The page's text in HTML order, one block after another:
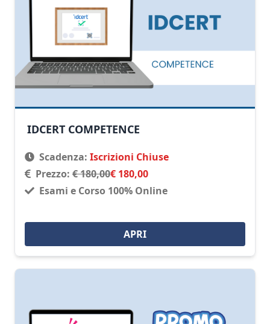
IDCERT COMPETENCE
Scadenza: Iscrizioni Chiuse
Prezzo: € 180,00€ 180,00
Esami e Corso 100% Online
APRI